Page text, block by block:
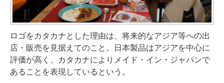
ロゴをカタカナとした理由は、将来的なアジア等への出
店・販売を見据えてのこと。日本製品はアジアを中心に
評価が高く、カタカナによりメイド・イン・ジャパンで
あることを表現しているという。